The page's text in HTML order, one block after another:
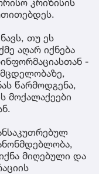
კრიზისის
თუ ეს
აღარ იქნება
-
მცდელობაზე,
წარმოდგენა,
მოქალაქეები
მიღებული და